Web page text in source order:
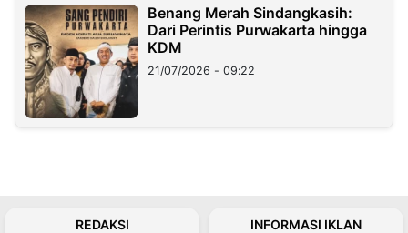
Benang Merah Sindangkasih:
Dari Perintis Purwakarta hingga
KDM
21/07/2026 - 09:22
REDAKSI INFORMASI IKLAN